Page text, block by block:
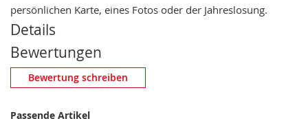
persönlichen Karte, eines Fotos oder der Jahreslosung.
Details
Bewertungen
Eigene Bewertung schreiben
Nickname
Bewertung schreiben
Passende Artikel